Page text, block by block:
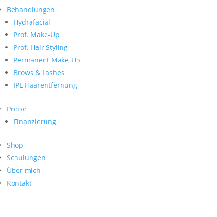
Behandlungen
Hydrafacial
Prof. Make-Up
Prof. Hair Styling
Permanent Make-Up
Brows & Lashes
IPL Haarentfernung
Preise
Finanzierung
Shop
Schulungen
Über mich
Kontakt
nach:
Neueste Kommentare
Archiv
Kategorien
Keine Kategorien
Meta
Anmelden
Feed der Einträge
WordPress.org
Search
nach:
Archive
Kontakt
Impressum
Datenschutz